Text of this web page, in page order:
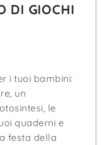
DI GIOCHI
i tuoi bambini:
un
le
quaderni e
festa della